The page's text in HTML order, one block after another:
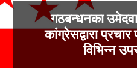
गठबन्धनका
कांग्रेसद्वारा
विभिन्न